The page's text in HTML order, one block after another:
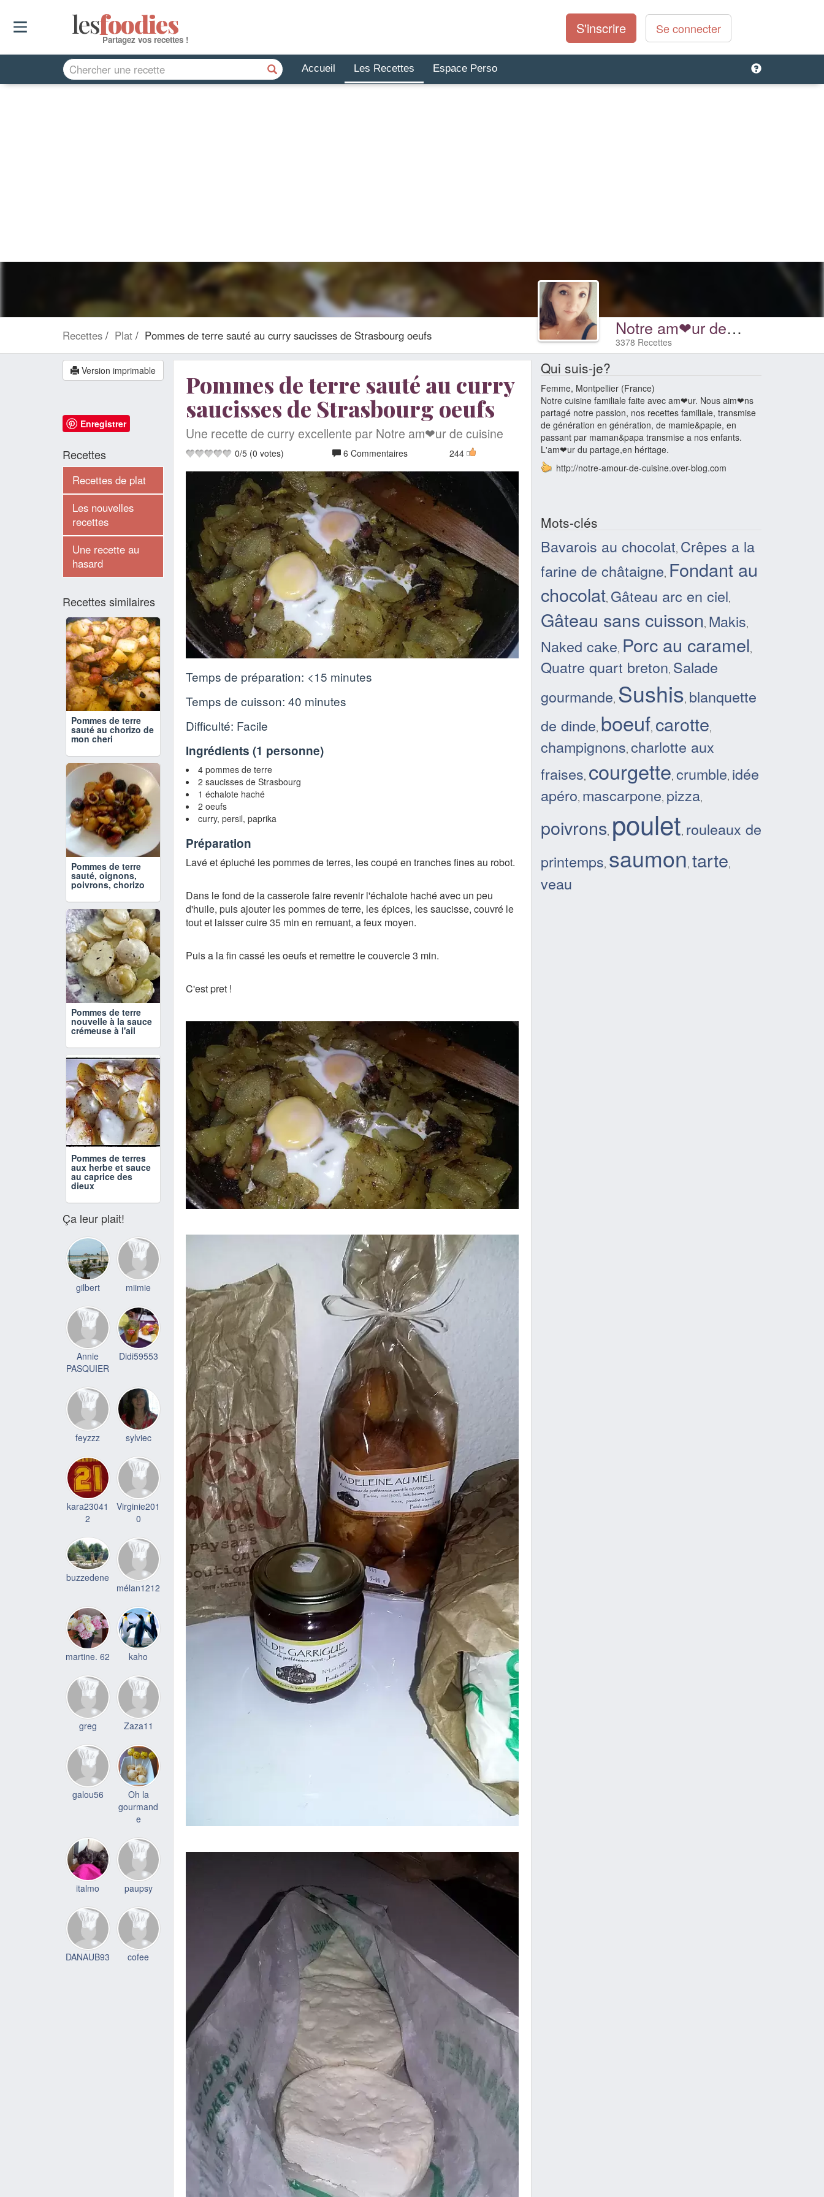
lesfoodies
Partagez vos recettes !
S'inscrire Se connecter
Accueil Les Recettes Espace Perso
Recettes Plat Pommes de terre sauté au curry saucisses de Strasbourg oeufs Notre am❤ur de cuisine
3378 Recettes
Pommes de terre sauté au curry
saucisses de Strasbourg oeufs
Une recette de curry excellente par Notre am❤ur de cuisine
0/5 (0 votes) 6 Commentaires 244
Temps de préparation: <15 minutes
Temps de cuisson: 40 minutes
Difficulté: Facile
Ingrédients (1 personne)
4 pommes de terre
2 saucisses de Strasbourg
1 échalote haché
2 oeufs
curry, persil, paprika
Préparation
Lavé et épluché les pommes de terres, les coupé en tranches fines au robot.
Dans le fond de la casserole faire revenir l'échalote haché avec un peu
d'huile, puis ajouter les pommes de terre, les épices, les saucisse, couvré le
tout et laisser cuire 35 min en remuant, a feux moyen.
Puis a la fin cassé les oeufs et remettre le couvercle 3 min.
C'est pret !
Version imprimable
Enregistrer
Recettes
Recettes de plat
Les nouvelles
recettes
Une recette au
hasard
Recettes similaires
Pommes de terre
sauté au chorizo de
mon cheri
Pommes de terre
sauté, oignons,
poivrons, chorizo
Pommes de terre
nouvelle à la sauce
crémeuse à l'ail
Pommes de terres
aux herbe et sauce
au caprice des
dieux
Ça leur plait!
gilbert miimie
Annie
PASQUIER
Didi59553
feyzzz sylviec
kara23041
2
Virginie201
0
buzzedene
mélan1212
martine. 62 kaho
greg Zaza11
galou56
Oh la
gourmand
e
italmo paupsy
DANAUB93 cofee
Qui suis-je?
Femme, Montpellier (France)
Notre cuisine familiale faite avec am❤ur. Nous aim❤ns
partagé notre passion, nos recettes familiale, transmise
de génération en génération, de mamie&papie, en
passant par maman&papa transmise a nos enfants.
L'am❤ur du partage,en héritage.
http://notre-amour-de-cuisine.over-blog.com
Mots-clés
Bavarois au chocolat, Crêpes a la
farine de châtaigne, Fondant au
chocolat, Gâteau arc en ciel,
Gâteau sans cuisson, Makis,
Naked cake, Porc au caramel,
Quatre quart breton, Salade
gourmande, Sushis, blanquette
de dinde, boeuf, carotte,
champignons, charlotte aux
fraises, courgette, crumble, idée
apéro, mascarpone, pizza,
poivrons, poulet, rouleaux de
printemps, saumon, tarte,
veau